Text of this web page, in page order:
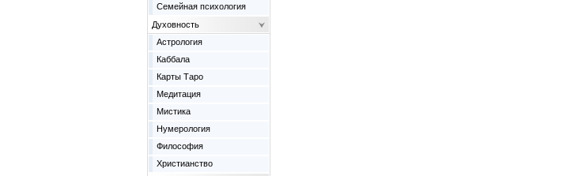
Семейная психология
Духовность
Астрология
Каббала
Карты Таро
Медитация
Мистика
Нумерология
Философия
Христианство